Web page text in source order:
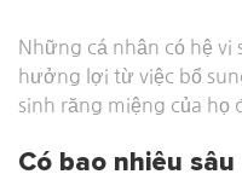
Những cá nhân có hệ
hưởng lợi từ việc bổ
sinh răng miệng của họ
Có bao nhiêu